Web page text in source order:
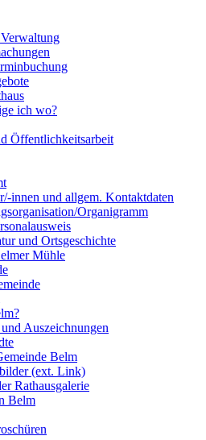
ich wo?
Öffentlichkeitsarbeit
innen und allgem. Kontaktdaten
Organigramm
und Ortsgeschichte
Mühle
Auszeichnungen
Belm
(ext. Link)
Rathausgalerie
Belm